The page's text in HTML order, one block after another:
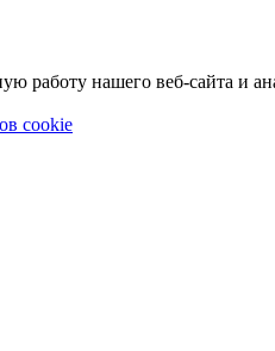
работу нашего веб-сайта и
cookie